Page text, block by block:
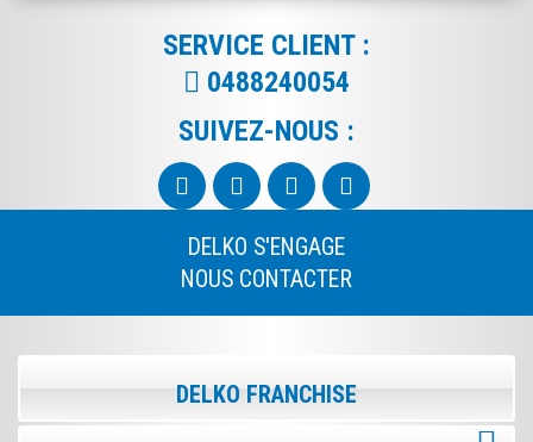
SERVICE CLIENT :
0488240054
SUIVEZ-NOUS :
DELKO S'ENGAGE
NOUS CONTACTER
DELKO FRANCHISE